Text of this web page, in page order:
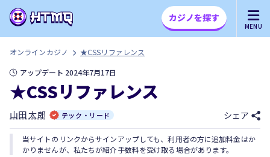
MENU
カジノを探す
オンラインカジノ
★CSSリファレンス
アップデート 2024年7月17日
★CSSリファレンス
山田 太郎 テック・リード シェア
当サイトのリンクからサインアップしても、利用者の方に追加料金はか
かりませんが、私たちが紹介手数料を受け取る場合があります。